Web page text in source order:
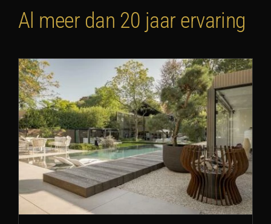
Al meer dan 20 jaar ervaring